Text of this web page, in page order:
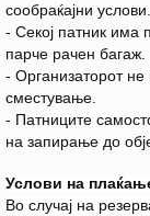
сообраќајни услови.
- Секој патник има
парче рачен багаж.
- Организаторот не
сместување.
- Патниците
на запирање до
Услови на
Во случај на